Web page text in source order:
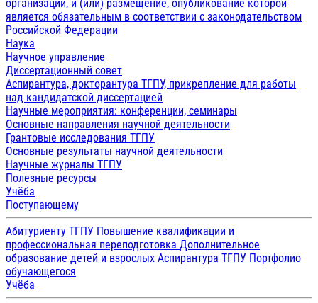
организации, и (или) размещение, опубликование которой
является обязательным в соответствии с законодательством
Российской Федерации
Наука
Научное управление
Диссертационный совет
Аспирантура, докторантура ТГПУ, прикрепление для работы
над кандидатской диссертацией
Научные мероприятия: конференции, семинары
Основные направления научной деятельности
Грантовые исследования ТГПУ
Основные результаты научной деятельности
Научные журналы ТГПУ
Полезные ресурсы
Учёба
Поступающему
Абитуриенту ТГПУ Повышение квалификации и
профессиональная переподготовка Дополнительное
образование детей и взрослых Аспирантура ТГПУ Портфолио
обучающегося
Учёба